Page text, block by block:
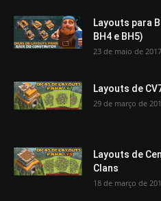
Layouts para
BH4 e BH5)
23 de maio de 2017
Layouts de
29 de março de
Layouts de
Clans
18 de março de